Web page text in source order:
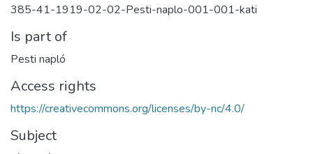
385-41-1919-02-02-Pesti-naplo-001-001-kati
Is part of
Pesti napló
Access rights
https://creativecommons.org/licenses/by-nc/4.0/
Subject